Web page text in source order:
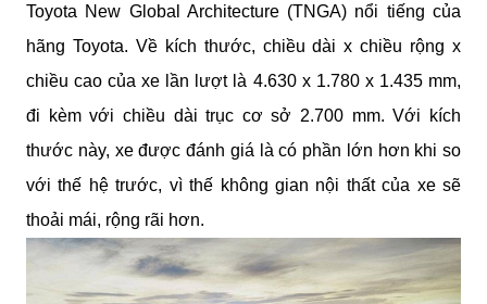
Toyota New Global Architecture (TNGA) nổi tiếng của
hãng Toyota. Về kích thước, chiều dài x chiều rộng x
chiều cao của xe lần lượt là 4.630 x 1.780 x 1.435 mm,
đi kèm với chiều dài trục cơ sở 2.700 mm. Với kích
thước này, xe được đánh giá là có phần lớn hơn khi so
với thế hệ trước, vì thế không gian nội thất của xe sẽ
thoải mái, rộng rãi hơn.